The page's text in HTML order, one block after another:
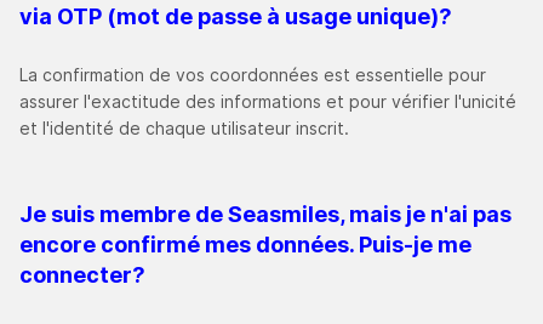
via OTP (mot de passe à usage unique)?
La confirmation de vos coordonnées est essentielle pour
assurer l'exactitude des informations et pour vérifier l'unicité
et l'identité de chaque utilisateur inscrit.
Je suis membre de Seasmiles, mais je n'ai pas
encore confirmé mes données. Puis-je me
connecter?